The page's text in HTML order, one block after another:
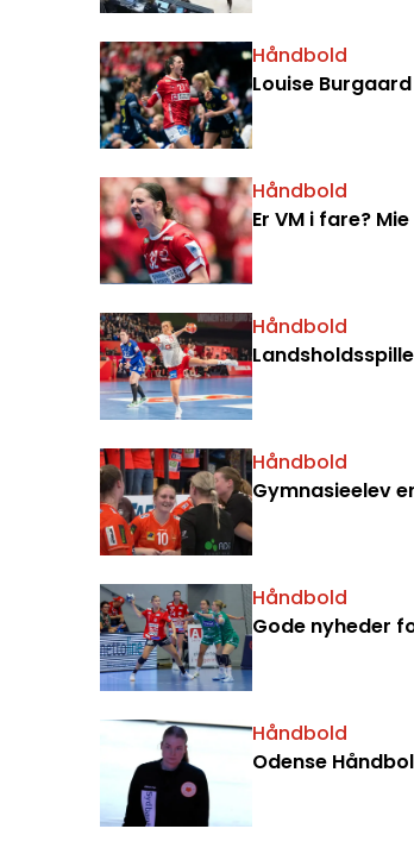
Håndbold
Louise
Håndbold
Er VM i fare?
Håndbold
Håndbold
Gymnasieelev
Håndbold
Gode nyheder
Håndbold
Odense